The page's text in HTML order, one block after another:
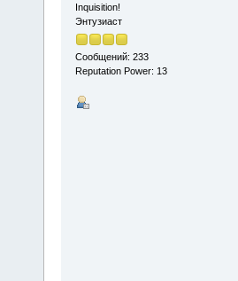
Inquisition!
Энтузиаст
Сообщений: 233
Reputation Power: 13